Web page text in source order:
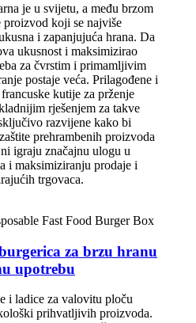
je u svijetu, a među brzom
koji se najviše
i zapanjujuća hrana. Da
ukusnost i maksimizirao
za čvrstim i primamljivim
postaje veća. Prilagođene i
kutije za prženje
rješenjem za takve
razvijene kako bi
prehrambenih proizvoda
igraju značajnu ulogu u
i maksimiziranju prodaje i
trgovaca.
za brzu hranu
upotrebu
i ladice za valovitu ploču
prihvatljivih proizvoda.